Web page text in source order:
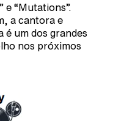
e “Mutations”.
a cantora e
um dos grandes
nos próximos